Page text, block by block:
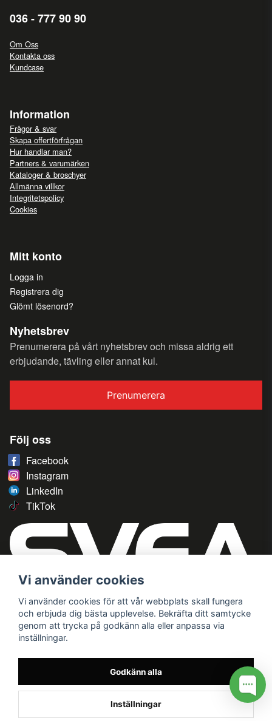
036 - 777 90 90
Om Oss
Kontakta oss
Kundcase
Information
Frågor & svar
Skapa offertförfrågan
Hur handlar man?
Partners & varumärken
Kataloger & broschyer
Allmänna villkor
Integritetspolicy
Cookies
Mitt konto
Logga in
Registrera dig
Glömt lösenord?
Nyhetsbrev
Prenumerera på vårt nyhetsbrev och missa aldrig ett
erbjudande, tävling eller annat kul.
Prenumerera
Följ oss
Facebook
Instagram
LinkedIn
TikTok
Vi använder cookies
Vi använder cookies för att vår webbplats skall fungera
och erbjuda dig bästa upplevelse. Bekräfta ditt samtycke
genom att trycka på godkänn alla eller anpassa via
inställningar.
Godkänn alla
Inställningar